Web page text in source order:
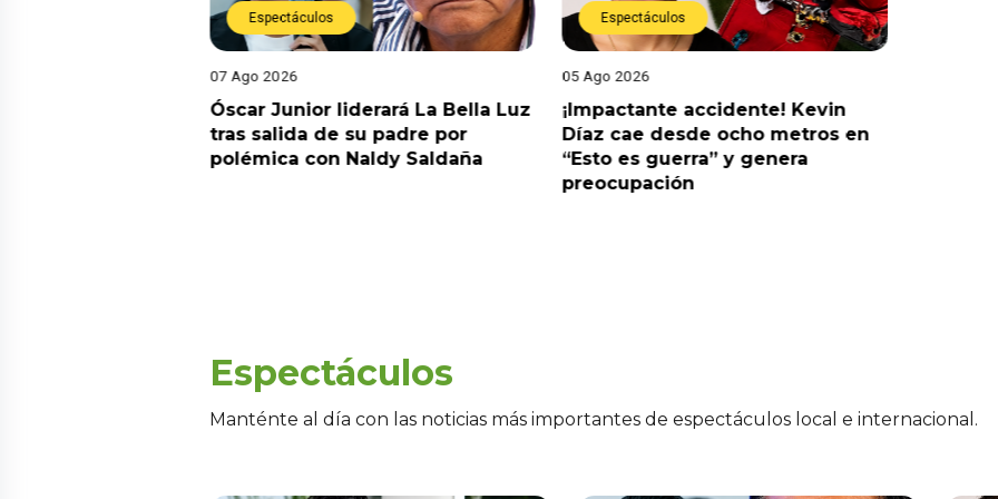
Espectáculos
07 Ago 2026
Óscar Junior liderará La Bella Luz
tras salida de su padre por
polémica con Naldy Saldaña
Espectáculos
05 Ago 2026
¡Impactante accidente! Kevin
Díaz cae desde ocho metros en
“Esto es guerra” y genera
preocupación
Espectáculos
Manténte al día con las noticias más importantes de espectáculos local e internacional.